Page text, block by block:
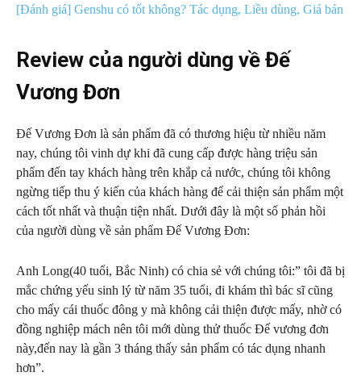
[Đánh giá] Genshu có tốt không? Tác dụng, Liều dùng, Giá bán
Review của người dùng về Đế
Vương Đơn
Đế Vương Đơn là sản phẩm đã có thương hiệu từ nhiều năm
nay, chúng tôi vinh dự khi đã cung cấp được hàng triệu sản
phẩm đến tay khách hàng trên khắp cả nước, chúng tôi không
ngừng tiếp thu ý kiến của khách hàng để cải thiện sản phẩm một
cách tốt nhất và thuận tiện nhất. Dưới đây là một số phản hồi
của người dùng về sản phẩm Đế Vương Đơn:
Anh Long(40 tuổi, Bắc Ninh) có chia sẻ với chúng tôi:” tôi đã bị
mắc chứng yếu sinh lý từ năm 35 tuổi, đi khám thì bác sĩ cũng
cho mấy cái thuốc đông y mà không cải thiện được mấy, nhờ có
đồng nghiệp mách nên tôi mới dùng thử thuốc Đế vương đơn
này,đến nay là gần 3 tháng thấy sản phẩm có tác dụng nhanh
hơn”.